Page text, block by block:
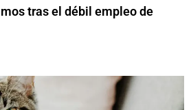
tras el débil empleo de